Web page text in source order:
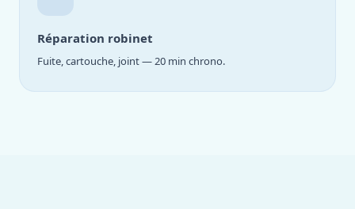
Réparation robinet
Fuite, cartouche, joint — 20 min chrono.